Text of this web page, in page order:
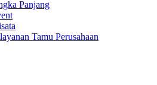
Panjang
Tamu Perusahaan